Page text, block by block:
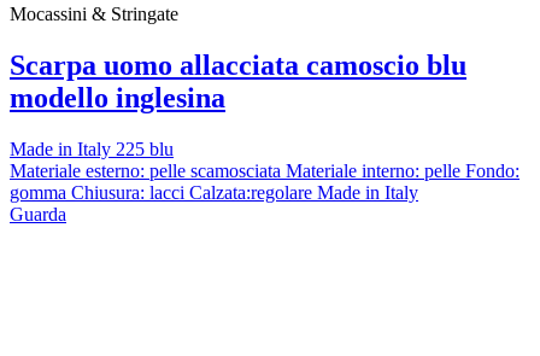
Mocassini & Stringate
Scarpa uomo allacciata camoscio blu
modello inglesina
Made in Italy 225 blu
Materiale esterno: pelle scamosciata Materiale interno: pelle Fondo:
gomma Chiusura: lacci Calzata:regolare Made in Italy
Guarda